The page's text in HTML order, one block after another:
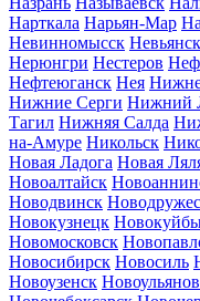
Нарткала Нарьян-Мар
Невинномысск Невьянск
Нерюнгри Нестеров
Нефтеюганск Нея
Нижние Серги Нижний
Тагил Нижняя Салда
на-Амуре Никольск
Новая Ладога Новая
Новоалтайск
Новодвинск
Новокузнецк
Новомосковск
Новосибирск Новосиль
Новоузенск